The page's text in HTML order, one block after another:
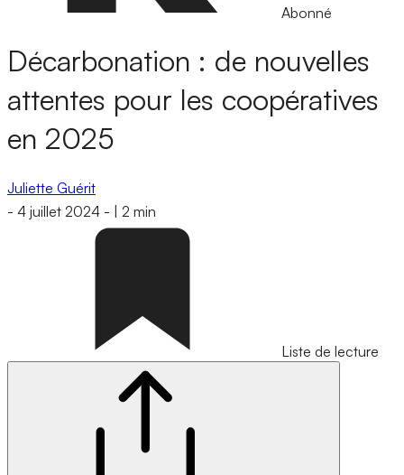
Abonné
Décarbonation : de nouvelles
attentes pour les coopératives
en 2025
Juliette Guérit
- 4 juillet 2024 - 2 min
Liste de lecture